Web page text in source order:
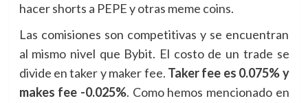
hacer shorts a PEPE y otras meme coins.
Las comisiones son competitivas y se encuentran
al mismo nivel que Bybit. El costo de un trade se
divide en taker y maker fee. Taker fee es 0.075% y
makes fee -0.025%. Como hemos mencionado en